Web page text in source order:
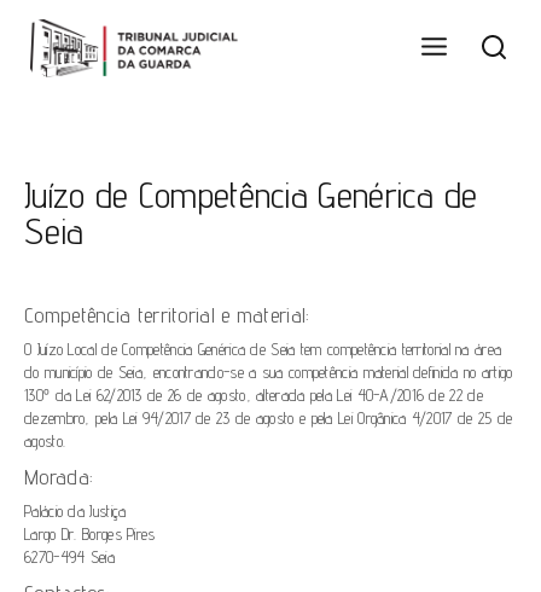
Juízo de Competência Genérica de
Seia
Competência territorial e material:
O Juízo Local de Competência Genérica de Seia tem competência territorial na área
do município de Seia, encontrando-se a sua competência material definida no artigo
130º da Lei 62/2013 de 26 de agosto, alterada pela Lei 40-A/2016 de 22 de
dezembro, pela Lei 94/2017 de 23 de agosto e pela Lei Orgânica 4/2017 de 25 de
agosto.
Morada:
Palácio da Justiça
Largo Dr. Borges Pires
6270-494 Seia